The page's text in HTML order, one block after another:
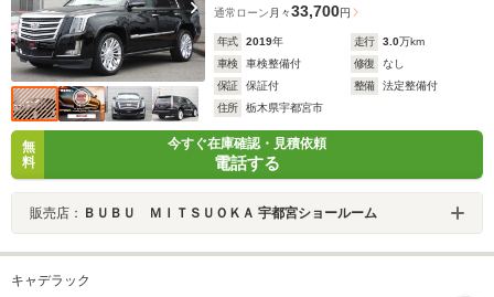
通常ローン 月々33,700円
年式 2019年 走行 3.0万km
車検
車検整備付 修復
なし
保証
保証付 整備
法定整備付
住所
栃木県宇都宮市
無
料
今すぐ在庫確認・見積依頼
電話する
販売店： ＢＵＢＵ ＭＩＴＳＵＯＫＡ 宇都宮ショールーム
キャデラック